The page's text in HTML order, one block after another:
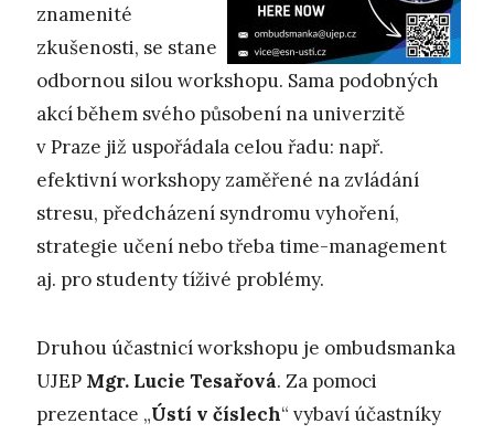
znamenité
zkušenosti, se stane
odbornou silou workshopu. Sama podobných
akcí během svého působení na univerzitě
v Praze již uspořádala celou řadu: např.
efektivní workshopy zaměřené na zvládání
stresu, předcházení syndromu vyhoření,
strategie učení nebo třeba time-management
aj. pro studenty tíživé problémy.
Druhou účastnicí workshopu je ombudsmanka
UJEP Mgr. Lucie Tesařová. Za pomoci
prezentace „Ústí v číslech“ vybaví účastníky